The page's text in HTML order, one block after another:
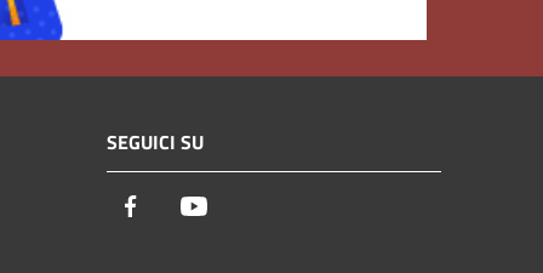
SEGUICI SU
Facebook